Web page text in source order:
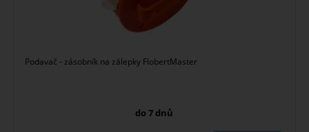
Podavač - zásobník na zálepky FlobertMaster
do 7 dnů